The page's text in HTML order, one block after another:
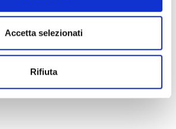
Accetta selezionati
Rifiuta